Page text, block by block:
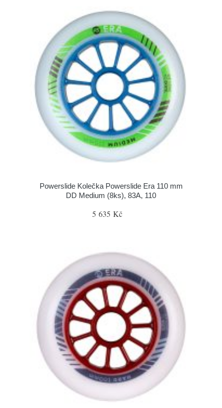
Powerslide Kolečka Powerslide Era 110 mm
DD Medium (8ks), 83A, 110
5 635 Kč